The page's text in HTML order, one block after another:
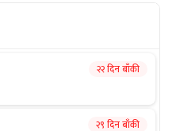
२२ दिन बाँकी
२९ दिन बाँकी